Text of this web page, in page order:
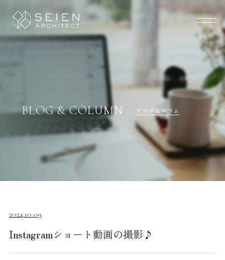
BLOG & COLUMN ブログ＆コラム
2024.10.09
Instagramショート動画の撮影♪